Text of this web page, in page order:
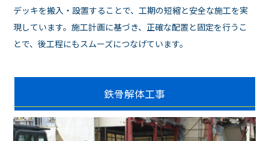
デッキを搬入・設置することで、工期の短縮と安全な施工を実
現しています。施工計画に基づき、正確な配置と固定を行うこ
とで、後工程にもスムーズにつなげています。
鉄骨解体工事